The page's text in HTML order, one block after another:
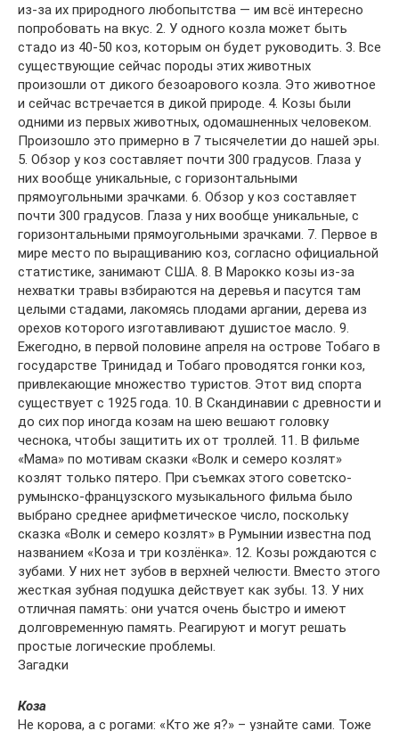
из-за их природного любопытства — им всё интересно
попробовать на вкус. 2. У одного козла может быть
стадо из 40-50 коз, которым он будет руководить. 3. Все
существующие сейчас породы этих животных
произошли от дикого безоарового козла. Это животное
и сейчас встречается в дикой природе. 4. Козы были
одними из первых животных, одомашненных человеком.
Произошло это примерно в 7 тысячелетии до нашей эры.
5. Обзор у коз составляет почти 300 градусов. Глаза у
них вообще уникальные, с горизонтальными
прямоугольными зрачками. 6. Обзор у коз составляет
почти 300 градусов. Глаза у них вообще уникальные, с
горизонтальными прямоугольными зрачками. 7. Первое в
мире место по выращиванию коз, согласно официальной
статистике, занимают США. 8. В Марокко козы из-за
нехватки травы взбираются на деревья и пасутся там
целыми стадами, лакомясь плодами аргании, дерева из
орехов которого изготавливают душистое масло. 9.
Ежегодно, в первой половине апреля на острове Тобаго в
государстве Тринидад и Тобаго проводятся гонки коз,
привлекающие множество туристов. Этот вид спорта
существует с 1925 года. 10. В Скандинавии с древности и
до сих пор иногда козам на шею вешают головку
чеснока, чтобы защитить их от троллей. 11. В фильме
«Мама» по мотивам сказки «Волк и семеро козлят»
козлят только пятеро. При съемках этого советско-
румынско-французского музыкального фильма было
выбрано среднее арифметическое число, поскольку
сказка «Волк и семеро козлят» в Румынии известна под
названием «Коза и три козлёнка». 12. Козы рождаются с
зубами. У них нет зубов в верхней челюсти. Вместо этого
жесткая зубная подушка действует как зубы. 13. У них
отличная память: они учатся очень быстро и имеют
долговременную память. Реагируют и могут решать
простые логические проблемы.
Загадки
Коза
Не корова, а с рогами: «Кто же я?» – узнайте сами. Тоже